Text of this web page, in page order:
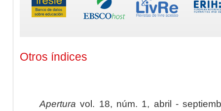
Otros índices
Apertura vol. 18, núm. 1, abril -